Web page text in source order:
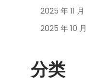
2025 年 11 月
2025 年 10 月
分类